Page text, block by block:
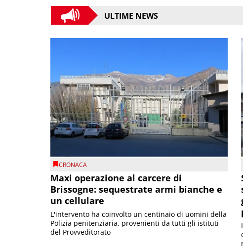
ULTIME NEWS
CRONACA
Maxi operazione al carcere di
Brissogne: sequestrate armi bianche e
un cellulare
L'intervento ha coinvolto un centinaio di uomini della
Polizia penitenziaria, provenienti da tutti gli istituti
del Provveditorato